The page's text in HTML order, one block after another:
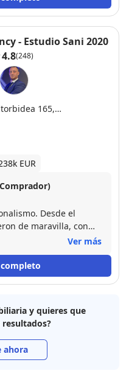
- Estudio Sani 2020
4.8(248)
165,
EUR
Desde el
de maravilla, con
gestión fue impecable,
durante todo el
así.
Ver más
y quieres que
resultados?
ahora